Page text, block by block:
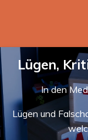
Lügen,
In den
Lügen und